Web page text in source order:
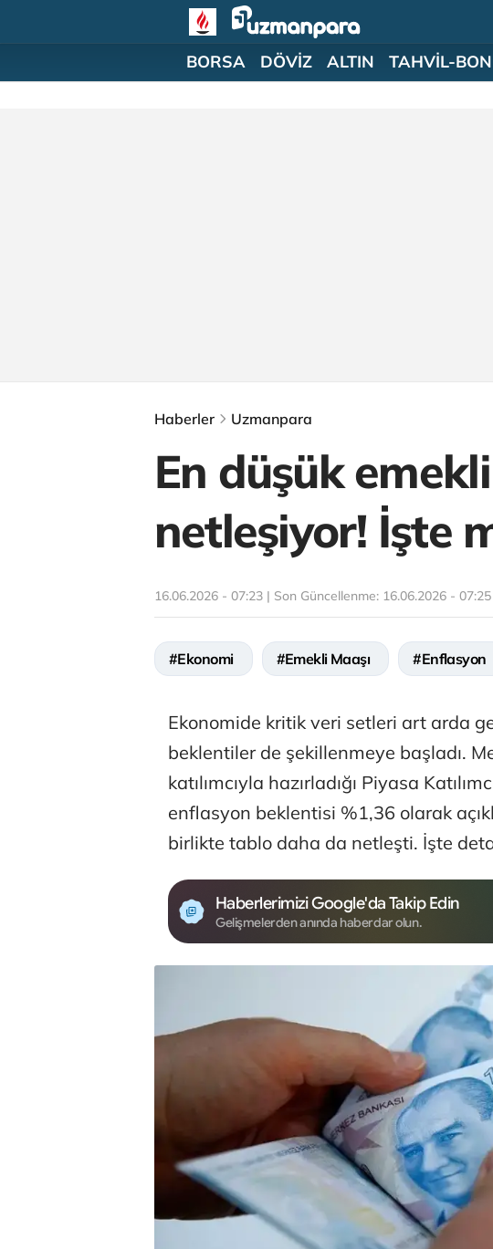
BORSA DÖVİZ ALTIN TAHVİL-
Haberler Uzmanpara
En düşük
netleşiyor! İşte
16.06.2026 - 07:23 | Son Güncellenme: 16.06.2026 - 07:25
#Ekonomi #Emekli Maaşı #Enflasyon
Ekonomide kritik veri setleri art arda
beklentiler de şekillenmeye başladı.
katılımcıyla hazırladığı Piyasa
enflasyon beklentisi %1,36 olarak
birlikte tablo daha da netleşti. İşte
Haberlerimizi Google'da Takip Edin
Gelişmelerden anında haberdar olun.